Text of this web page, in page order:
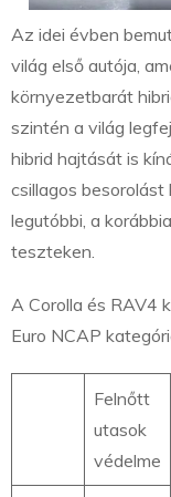
Az idei évben
világ első autója,
környezetbarát
szintén a világ
hibrid hajtását is
csillagos
legutóbbi, a
teszteken.
A Corolla és RAV4
Euro NCAP
Felnőtt
utasok
védelme